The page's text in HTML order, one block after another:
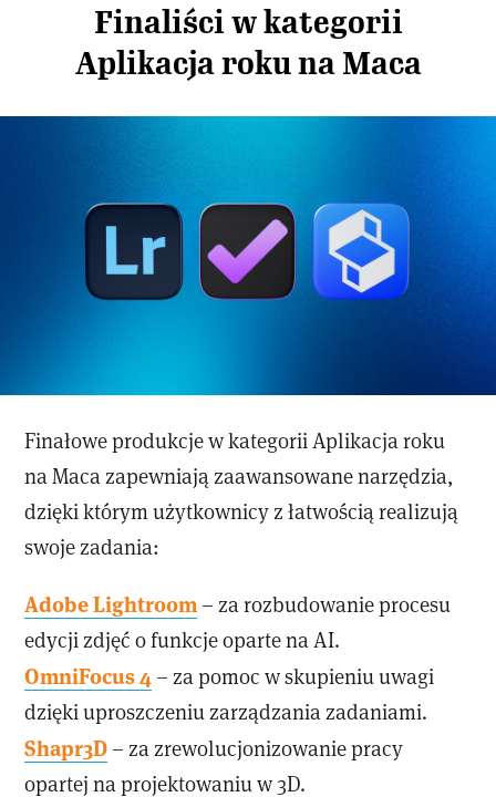
Finaliści w kategorii
Aplikacja roku na Maca
Finałowe produkcje w kategorii Aplikacja roku
na Maca zapewniają zaawansowane narzędzia,
dzięki którym użytkownicy z łatwością realizują
swoje zadania:
Adobe Lightroom – za rozbudowanie procesu
edycji zdjęć o funkcje oparte na AI.
OmniFocus 4 – za pomoc w skupieniu uwagi
dzięki uproszczeniu zarządzania zadaniami.
Shapr3D – za zrewolucjonizowanie pracy
opartej na projektowaniu w 3D.